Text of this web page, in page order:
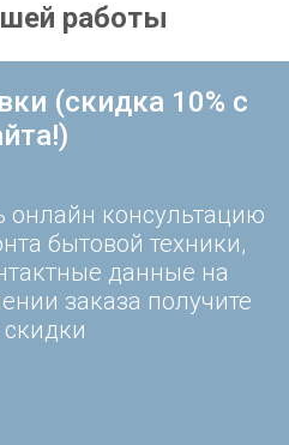
работы
(скидка 10% с
онлайн консультацию
бытовой техники,
данные на
заказа получите
скидки